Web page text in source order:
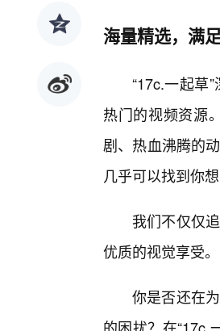
海量精选，满
“17c.一起草
热门的视频资源
剧、热血沸腾的
几乎可以找到你想
我们不仅仅
优质的视觉享受。
你是否还在